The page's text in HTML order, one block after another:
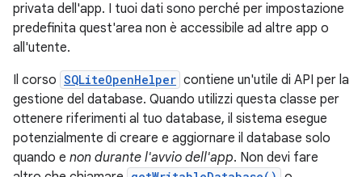
privata dell'app. I tuoi dati sono perché per impostazione
predefinita quest'area non è accessibile ad altre app o
all'utente.
Il corso SQLiteOpenHelper contiene un'utile di API per la
gestione del database. Quando utilizzi questa classe per
ottenere riferimenti al tuo database, il sistema esegue
potenzialmente di creare e aggiornare il database solo
quando e non durante l'avvio dell'app. Non devi fare